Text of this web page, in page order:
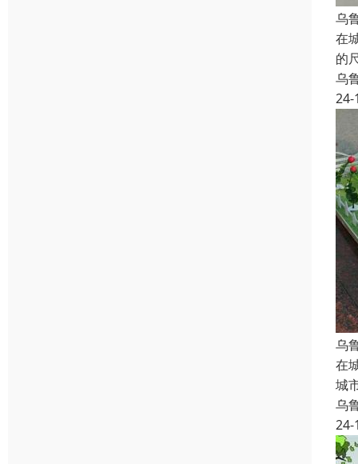
乌
在
的
乌
24-
乌
在
城
乌
24-